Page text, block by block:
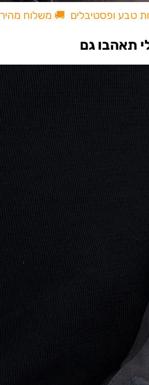
טבע ופסטיבלים 🚚 משלוח
תאהבו גם